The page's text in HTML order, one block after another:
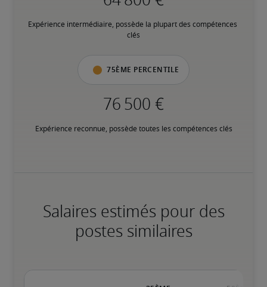
Expérience intermédiaire, possède la plupart des compétences
clés
75ème percentile
Expérience reconnue, possède toutes les compétences clés
Salaires estimés pour des
postes similaires